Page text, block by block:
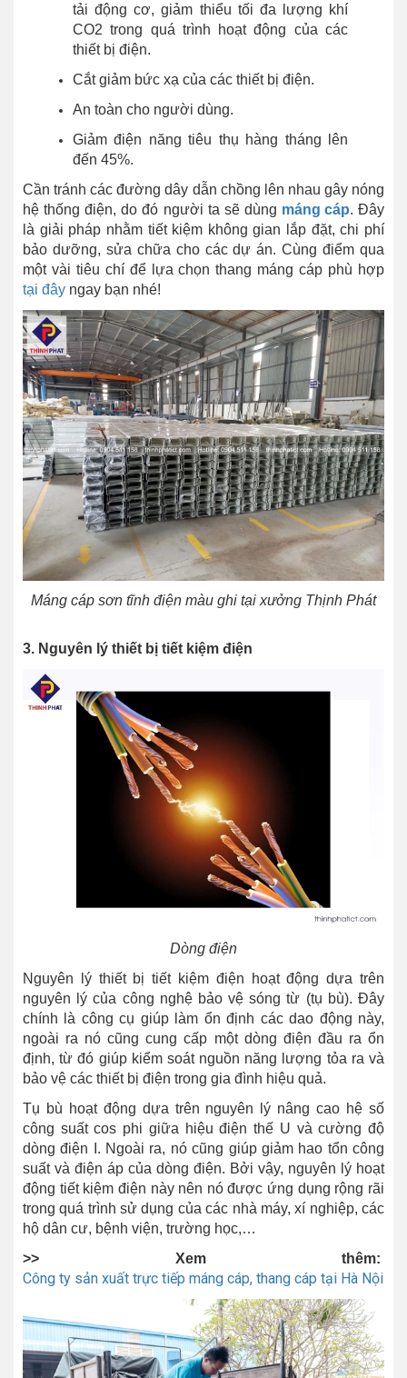
tải động cơ, giảm thiểu tối đa lượng khí
CO2 trong quá trình hoạt động của các
thiết bị điện.
Cắt giảm bức xạ của các thiết bị điện.
An toàn cho người dùng.
Giảm điện năng tiêu thụ hàng tháng lên
đến 45%.
Cần tránh các đường dây dẫn chồng lên nhau gây nóng
hệ thống điện, do đó người ta sẽ dùng máng cáp. Đây
là giải pháp nhằm tiết kiệm không gian lắp đặt, chi phí
bảo dưỡng, sửa chữa cho các dự án. Cùng điểm qua
một vài tiêu chí để lựa chọn thang máng cáp phù hợp
tại đây ngay bạn nhé!
Máng cáp sơn tĩnh điện màu ghi tại xưởng Thịnh Phát
3. Nguyên lý thiết bị tiết kiệm điện
Dòng điện
Nguyên lý thiết bị tiết kiệm điện hoạt động dựa trên
nguyên lý của công nghệ bảo vệ sóng từ (tụ bù). Đây
chính là công cụ giúp làm ổn định các dao động này,
ngoài ra nó cũng cung cấp một dòng điện đầu ra ổn
định, từ đó giúp kiểm soát nguồn năng lượng tỏa ra và
bảo vệ các thiết bị điện trong gia đình hiệu quả.
Tụ bù hoạt động dựa trên nguyên lý nâng cao hệ số
công suất cos phi giữa hiệu điện thế U và cường độ
dòng điện I. Ngoài ra, nó cũng giúp giảm hao tổn công
suất và điện áp của dòng điện. Bởi vậy, nguyên lý hoạt
động tiết kiệm điện này nên nó được ứng dụng rộng rãi
trong quá trình sử dụng của các nhà máy, xí nghiệp, các
hộ dân cư, bệnh viện, trường học,…
>> Xem thêm:
Công ty sản xuất trực tiếp máng cáp, thang cáp tại Hà Nội